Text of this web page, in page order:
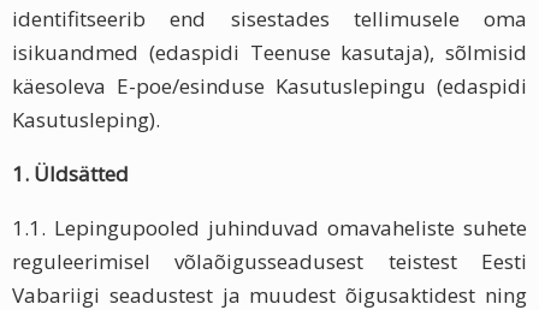
identifitseerib end sisestades tellimusele oma
isikuandmed (edaspidi Teenuse kasutaja), sõlmisid
käesoleva E-poe/esinduse Kasutuslepingu (edaspidi
Kasutusleping).
1. Üldsätted
1.1. Lepingupooled juhinduvad omavaheliste suhete
reguleerimisel võlaõigusseadusest teistest Eesti
Vabariigi seadustest ja muudest õigusaktidest ning